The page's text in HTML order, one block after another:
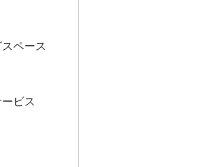
ペース
ビス